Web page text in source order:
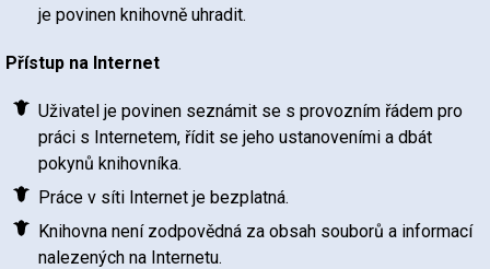
je povinen knihovně uhradit.
Přístup na Internet
Uživatel je povinen seznámit se s provozním řádem pro
práci s Internetem, řídit se jeho ustanoveními a dbát
pokynů knihovníka.
Práce v síti Internet je bezplatná.
Knihovna není zodpovědná za obsah souborů a informací
nalezených na Internetu.